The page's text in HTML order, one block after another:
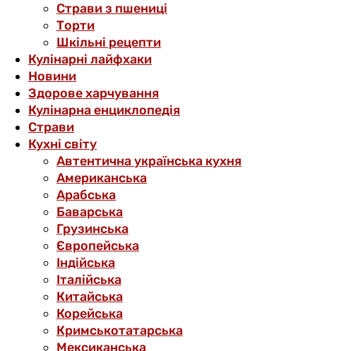
Страви з пшениці
Торти
Шкільні рецепти
Кулінарні лайфхаки
Новини
Здорове харчування
Кулінарна енциклопедія
Страви
Кухні світу
Автентична українська кухня
Американська
Арабська
Баварська
Грузинська
Європейська
Індійська
Італійська
Китайська
Корейська
Кримськотатарська
Мексиканська